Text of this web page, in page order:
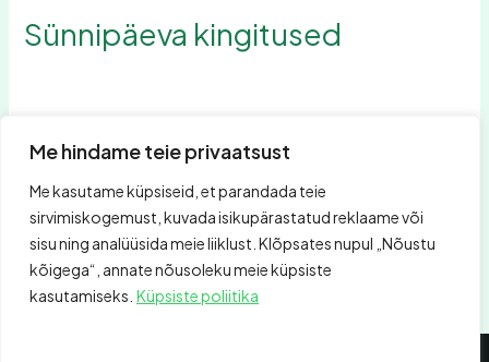
Me hindame teie privaatsust
Me kasutame küpsiseid, et parandada teie
sirvimiskogemust, kuvada isikupärastatud reklaame või
sisu ning analüüsida meie liiklust. Klõpsates nupul „Nõustu
kõigega“, annate nõusoleku meie küpsiste
kasutamiseks. Küpsiste poliitika
Sünnipäeva kingitused
Otsing